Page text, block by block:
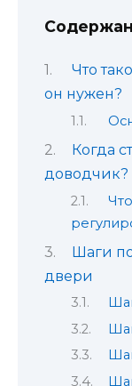
Что
он нужен?
Когда
доводчик?
Шаги
двери